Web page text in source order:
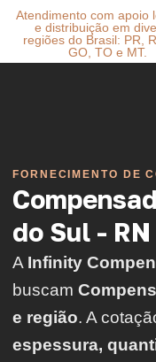
Atendimento com apoio
e distribuição em
regiões do Brasil: PR,
GO, TO e MT.
FORNECIMENTO DE
do Sul - RN
A Infinity
buscam
e região. A
espessura,